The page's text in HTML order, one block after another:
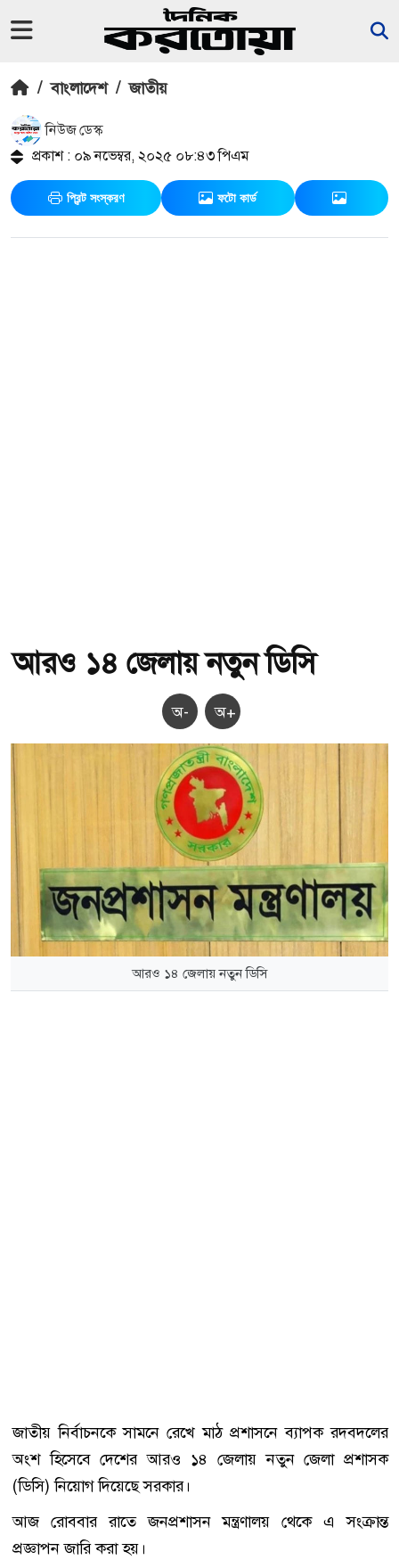
/ বাংলাদেশ / জাতীয়
নিউজ ডেস্ক
প্রকাশ : ০৯ নভেম্বর, ২০২৫ ০৮:৪৩ পিএম
প্রিন্ট সংস্করণ ফটো কার্ড
আরও ১৪ জেলায় নতুন ডিসি
অ- অ+
আরও ১৪ জেলায় নতুন ডিসি
জাতীয় নির্বাচনকে সামনে রেখে মাঠ প্রশাসনে ব্যাপক রদবদলের
অংশ হিসেবে দেশের আরও ১৪ জেলায় নতুন জেলা প্রশাসক
(ডিসি) নিয়োগ দিয়েছে সরকার।
আজ রোববার রাতে জনপ্রশাসন মন্ত্রণালয় থেকে এ সংক্রান্ত
প্রজ্ঞাপন জারি করা হয়।